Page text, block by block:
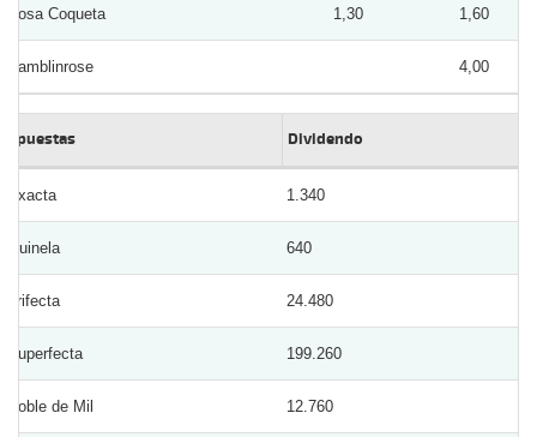
Rosa Coqueta 1,30 1,60
Ramblinrose 4,00
Apuestas Dividendo
Exacta 1.340
Quinela 640
Trifecta 24.480
Superfecta 199.260
Doble de Mil 12.760